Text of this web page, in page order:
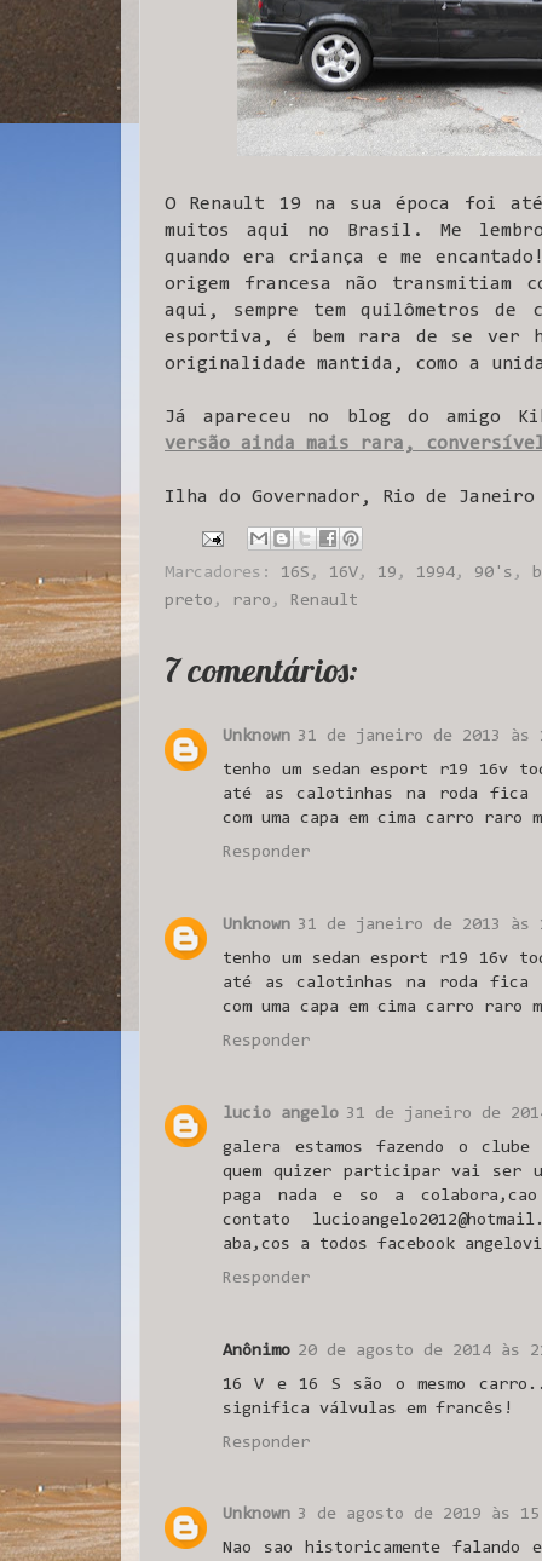
O Renault 19 na sua época foi
muitos aqui no Brasil. Me
quando era criança e me
origem francesa não transmitiam
aqui, sempre tem quilômetros
esportiva, é bem rara de se ver
originalidade mantida, como a
Já apareceu no blog do amigo
versão ainda mais rara,
Ilha do Governador, Rio de
Marcadores: 16S , 16V , 19 , 1994 , 90's ,
preto , raro , Renault
7 comentários:
Unknown 31 de janeiro de 2013 às
tenho um sedan esport r19 16v
até as calotinhas na roda fica
com uma capa em cima carro raro
Responder
Unknown 31 de janeiro de 2013 às
tenho um sedan esport r19 16v
até as calotinhas na roda fica
com uma capa em cima carro raro
Responder
lucio angelo 31 de janeiro de
galera estamos fazendo o
quem quizer participar vai ser
paga nada e so a
contato
aba,cos a todos facebook
Responder
Anônimo 20 de agosto de 2014 às
16 V e 16 S são o mesmo
significa válvulas em francês!
Responder
Unknown 3 de agosto de 2019 às
Nao sao historicamente falando